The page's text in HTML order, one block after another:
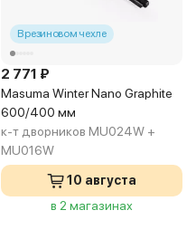
В резиновом чехле
2 771 ₽
Masuma Winter Nano Graphite
600/400 мм
к-т дворников MU024W +
MU016W
10 августа
в 2 магазинах